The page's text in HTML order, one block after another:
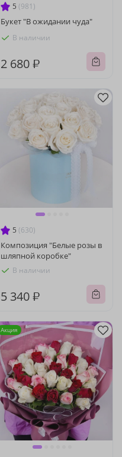
5 (981)
Букет "В ожидании чуда"
В наличии
2 680 ₽
5 (630)
Композиция "Белые розы в
шляпной коробке"
В наличии
5 340 ₽
Акция